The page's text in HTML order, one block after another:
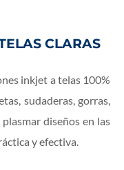
CLARAS
inkjet a telas 100%
sudaderas, gorras,
diseños en las
y efectiva.